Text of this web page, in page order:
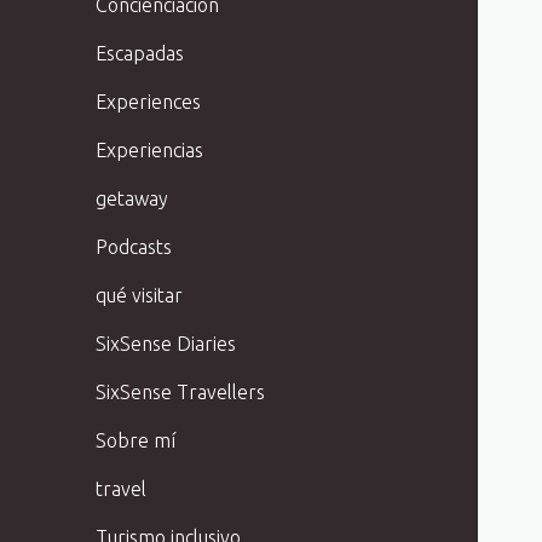
Escapadas
Experiences
Experiencias
getaway
Podcasts
qué visitar
SixSense Diaries
SixSense Travellers
Sobre mí
travel
Turismo inclusivo